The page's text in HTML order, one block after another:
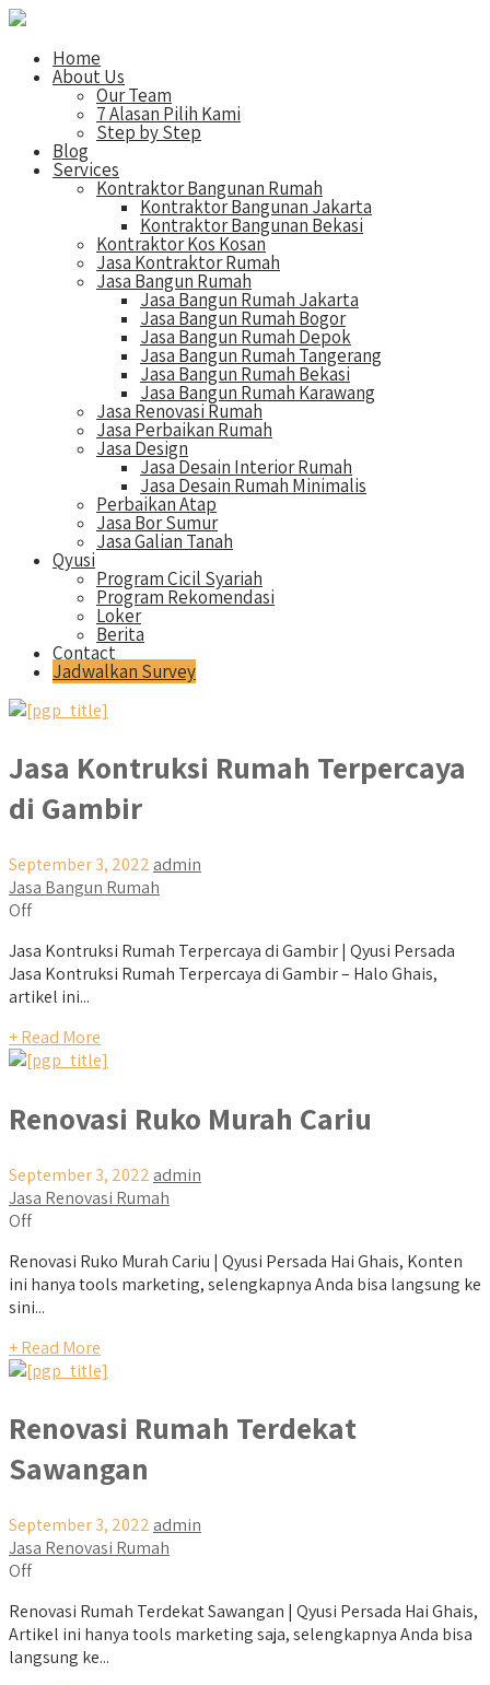
Home
About Us
Our Team
7 Alasan Pilih Kami
Step by Step
Blog
Services
Kontraktor Bangunan Rumah
Kontraktor Bangunan Jakarta
Kontraktor Bangunan Bekasi
Kontraktor Kos Kosan
Jasa Kontraktor Rumah
Jasa Bangun Rumah
Jasa Bangun Rumah Jakarta
Jasa Bangun Rumah Bogor
Jasa Bangun Rumah Depok
Jasa Bangun Rumah Tangerang
Jasa Bangun Rumah Bekasi
Jasa Bangun Rumah Karawang
Jasa Renovasi Rumah
Jasa Perbaikan Rumah
Jasa Design
Jasa Desain Interior Rumah
Jasa Desain Rumah Minimalis
Perbaikan Atap
Jasa Bor Sumur
Jasa Galian Tanah
Qyusi
Program Cicil Syariah
Program Rekomendasi
Loker
Berita
Contact
Jadwalkan Survey
Jasa Kontruksi Rumah Terpercaya
di Gambir
September 3, 2022 admin
Jasa Bangun Rumah
Off
Jasa Kontruksi Rumah Terpercaya di Gambir | Qyusi Persada
Jasa Kontruksi Rumah Terpercaya di Gambir – Halo Ghais,
artikel ini...
+ Read More
Renovasi Ruko Murah Cariu
September 3, 2022 admin
Jasa Renovasi Rumah
Off
Renovasi Ruko Murah Cariu | Qyusi Persada Hai Ghais, Konten
ini hanya tools marketing, selengkapnya Anda bisa langsung ke
sini...
+ Read More
Renovasi Rumah Terdekat
Sawangan
September 3, 2022 admin
Jasa Renovasi Rumah
Off
Renovasi Rumah Terdekat Sawangan | Qyusi Persada Hai Ghais,
Artikel ini hanya tools marketing saja, selengkapnya Anda bisa
langsung ke...